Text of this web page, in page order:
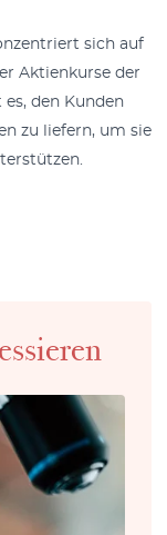
sich auf
Aktienkurse der
den Kunden
zu liefern, um sie